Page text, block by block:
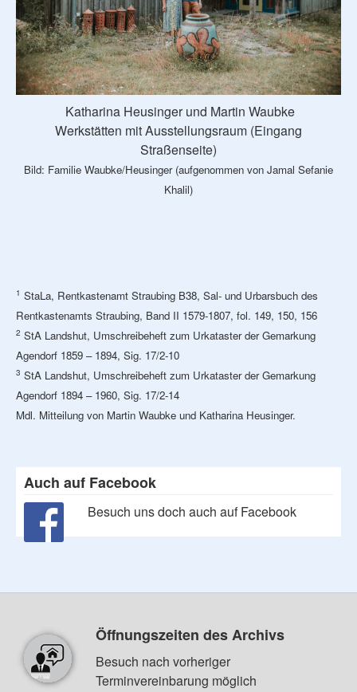
Katharina Heusinger und Martin Waubke
Werkstätten mit Ausstellungsraum (Eingang
Straßenseite)
Bild: Familie Waubke/Heusinger (aufgenommen von Jamal Sefanie
Khalil)
1 StaLa, Rentkastenamt Straubing B38, Sal- und Urbarsbuch des
Rentkastenamts Straubing, Band II 1579-1807, fol. 149, 150, 156
2 StA Landshut, Umschreibeheft zum Urkataster der Gemarkung
Agendorf 1859 – 1894, Sig. 17/2-10
3 StA Landshut, Umschreibeheft zum Urkataster der Gemarkung
Agendorf 1894 – 1960, Sig. 17/2-14
Mdl. Mitteilung von Martin Waubke und Katharina Heusinger.
Auch auf Facebook
Besuch uns doch auch auf Facebook
Öffnungszeiten des Archivs
Besuch nach vorheriger
Terminvereinbarung möglich